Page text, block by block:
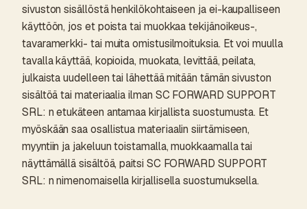
sivuston sisällöstä henkilökohtaiseen ja ei-kaupalliseen
käyttöön, jos et poista tai muokkaa tekijänoikeus-,
tavaramerkki- tai muita omistusilmoituksia. Et voi muulla
tavalla käyttää, kopioida, muokata, levittää, peilata,
julkaista uudelleen tai lähettää mitään tämän sivuston
sisältöä tai materiaalia ilman SC FORWARD SUPPORT
SRL: n etukäteen antamaa kirjallista suostumusta. Et
myöskään saa osallistua materiaalin siirtämiseen,
myyntiin ja jakeluun toistamalla, muokkaamalla tai
näyttämällä sisältöä, paitsi SC FORWARD SUPPORT
SRL: n nimenomaisella kirjallisella suostumuksella.